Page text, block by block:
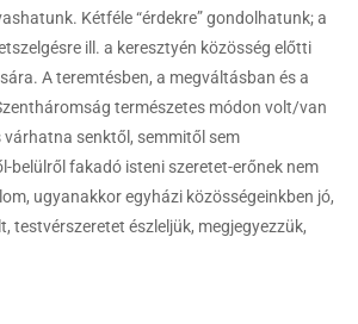
Kétféle “érdekre” gondolhatunk; a
ill. a keresztyén közösség előtti
A teremtésben, a megváltásban és a
természetes módon volt/van
várhatna senktől, semmitől sem
belülről fakadó isteni szeretet-erőnek nem
ugyanakkor egyházi közösségeinkben jó,
testvérszeretet észleljük, megjegyezzük,